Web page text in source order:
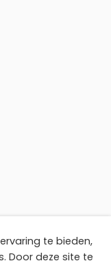
te bieden,
Door deze site te